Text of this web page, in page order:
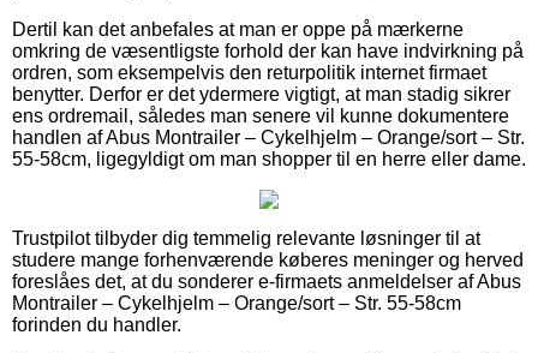
Dertil kan det anbefales at man er oppe på mærkerne
omkring de væsentligste forhold der kan have indvirkning på
ordren, som eksempelvis den returpolitik internet firmaet
benytter. Derfor er det ydermere vigtigt, at man stadig sikrer
ens ordremail, således man senere vil kunne dokumentere
handlen af Abus Montrailer – Cykelhjelm – Orange/sort – Str.
55-58cm, ligegyldigt om man shopper til en herre eller dame.
Trustpilot tilbyder dig temmelig relevante løsninger til at
studere mange forhenværende køberes meninger og herved
foreslåes det, at du sonderer e-firmaets anmeldelser af Abus
Montrailer – Cykelhjelm – Orange/sort – Str. 55-58cm
forinden du handler.